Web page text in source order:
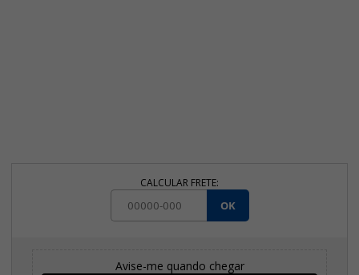
CALCULAR FRETE:
OK
Avise-me quando chegar